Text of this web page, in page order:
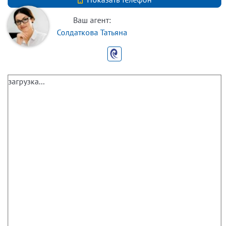
Ваш агент:
Солдаткова Татьяна
загрузка...